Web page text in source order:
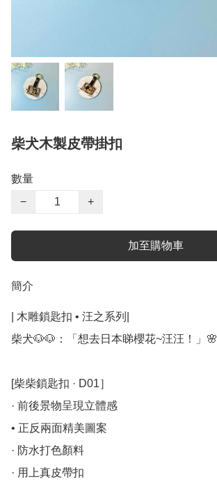
柴犬木製皮帶掛扣
數量
−
+
加至購物車
簡介
| 木雕鎖匙扣 • 汪之系列|
柴犬🐶🐶：「想去日本睇櫻花~汪汪！」🌸
[柴柴鎖匙扣 · D01］
· 前後景物呈現立體感
• 正反兩面精美圖案
· 防水打色顏料
· 用上真皮帶扣